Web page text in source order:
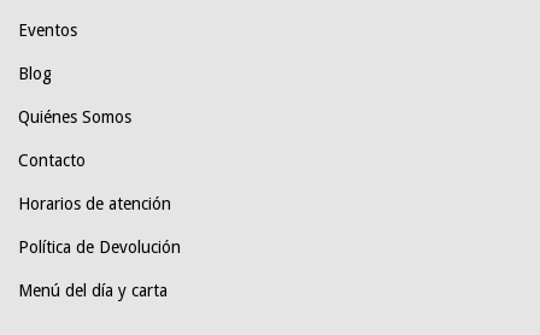
Eventos
Blog
Quiénes Somos
Contacto
Horarios de atención
Política de Devolución
Menú del día y carta